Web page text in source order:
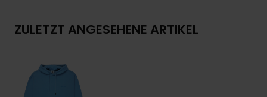
ZULETZT ANGESEHENE ARTIKEL